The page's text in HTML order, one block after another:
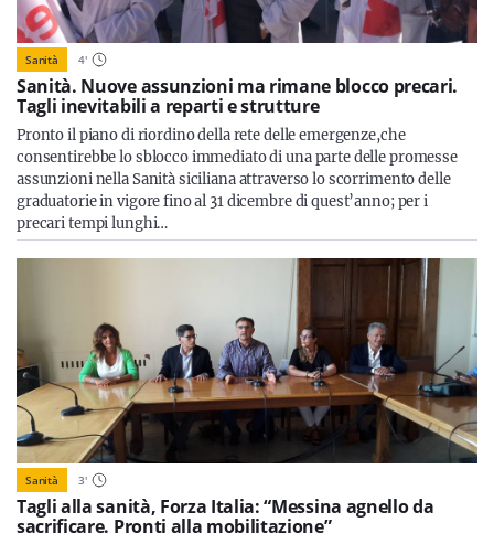
Sanità 4'
Sanità. Nuove assunzioni ma rimane blocco precari.
Tagli inevitabili a reparti e strutture
Pronto il piano di riordino della rete delle emergenze,che
consentirebbe lo sblocco immediato di una parte delle promesse
assunzioni nella Sanità siciliana attraverso lo scorrimento delle
graduatorie in vigore fino al 31 dicembre di quest’anno; per i
precari tempi lunghi…
Sanità 3'
Tagli alla sanità, Forza Italia: “Messina agnello da
sacrificare. Pronti alla mobilitazione”